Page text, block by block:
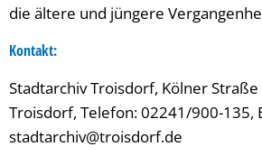
die ältere und jüngere
Kontakt:
Stadtarchiv Troisdorf, Kölner
Troisdorf, Telefon: 02241/900-135,
stadtarchiv@troisdorf.de